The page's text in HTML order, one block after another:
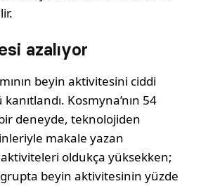
azalıyor
beyin aktivitesini ciddi
Kosmyna’nın 54
deneyde, teknolojiden
makale yazan
oldukça yüksekken;
beyin aktivitesinin yüzde